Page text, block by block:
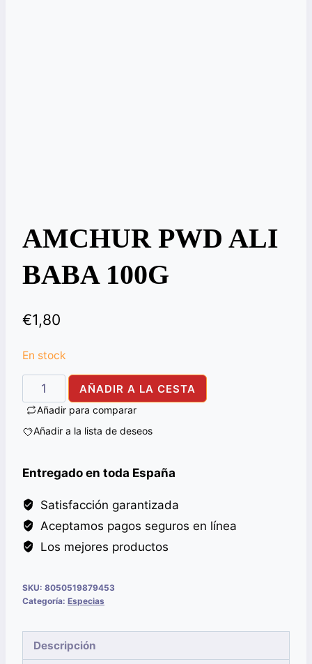
AMCHUR PWD ALI
BABA 100G
€1,80
En stock
AMCHUR
PWD
BABA
cantidad
AÑADIR A LA CESTA
Añadir para comparar
Añadir a la lista de deseos
Entregado en toda España
Satisfacción garantizada
Aceptamos pagos seguros en línea
Los mejores productos
SKU: 8050519879453
Categoría: Especias
Descripción